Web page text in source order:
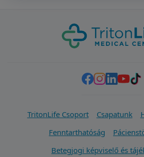
TritonLife Csoport Csapatunk
Fenntarthatóság
Betegjogi képviselő és